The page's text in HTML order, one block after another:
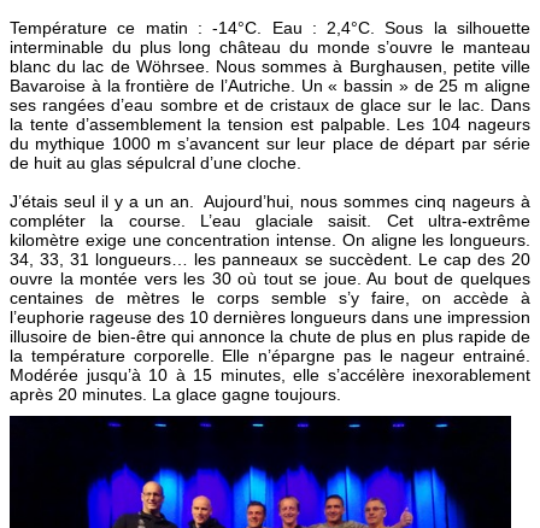
Température ce matin : -14°C. Eau : 2,4°C. Sous la silhouette
interminable du plus long château du monde s’ouvre le manteau
blanc du lac de Wöhrsee. Nous sommes à Burghausen, petite ville
Bavaroise à la frontière de l’Autriche. Un « bassin » de 25 m aligne
ses rangées d’eau sombre et de cristaux de glace sur le lac. Dans
la tente d’assemblement la tension est palpable. Les 104 nageurs
du mythique 1000 m s’avancent sur leur place de départ par série
de huit au glas sépulcral d’une cloche.
J’étais seul il y a un an. Aujourd’hui, nous sommes cinq nageurs à
compléter la course. L’eau glaciale saisit. Cet ultra-extrême
kilomètre exige une concentration intense. On aligne les longueurs.
34, 33, 31 longueurs… les panneaux se succèdent. Le cap des 20
ouvre la montée vers les 30 où tout se joue. Au bout de quelques
centaines de mètres le corps semble s’y faire, on accède à
l’euphorie rageuse des 10 dernières longueurs dans une impression
illusoire de bien-être qui annonce la chute de plus en plus rapide de
la température corporelle. Elle n’épargne pas le nageur entrainé.
Modérée jusqu’à 10 à 15 minutes, elle s’accélère inexorablement
après 20 minutes. La glace gagne toujours.